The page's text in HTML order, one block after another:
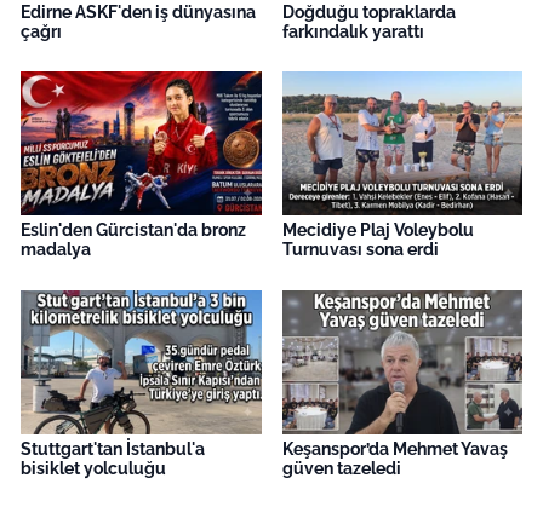
Edirne ASKF'den iş dünyasına
çağrı
Doğduğu topraklarda
farkındalık yarattı
Eslin'den Gürcistan'da bronz
madalya
Mecidiye Plaj Voleybolu
Turnuvası sona erdi
Stuttgart'tan İstanbul'a
bisiklet yolculuğu
Keşanspor’da Mehmet Yavaş
güven tazeledi